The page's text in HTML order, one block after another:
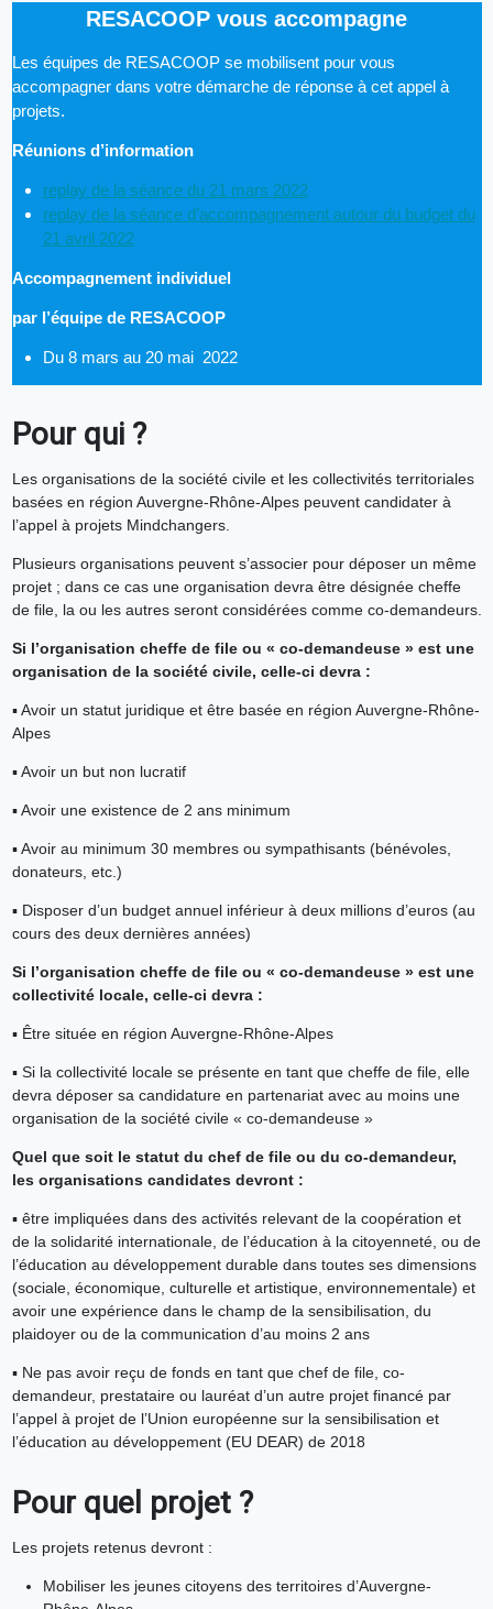
RESACOOP vous accompagne
Les équipes de RESACOOP se mobilisent pour vous
accompagner dans votre démarche de réponse à cet appel à
projets.
Réunions d’information
replay de la séance du 21 mars 2022
replay de la séance d’accompagnement autour du budget du
21 avril 2022
Accompagnement individuel
par l’équipe de RESACOOP
Du 8 mars au 20 mai 2022
Pour qui ?
Les organisations de la société civile et les collectivités territoriales
basées en région Auvergne-Rhône-Alpes peuvent candidater à
l’appel à projets Mindchangers.
Plusieurs organisations peuvent s’associer pour déposer un même
projet ; dans ce cas une organisation devra être désignée cheffe
de file, la ou les autres seront considérées comme co-demandeurs.
Si l’organisation cheffe de file ou « co-demandeuse » est une
organisation de la société civile, celle-ci devra :
▪ Avoir un statut juridique et être basée en région Auvergne-Rhône-
Alpes
▪ Avoir un but non lucratif
▪ Avoir une existence de 2 ans minimum
▪ Avoir au minimum 30 membres ou sympathisants (bénévoles,
donateurs, etc.)
▪ Disposer d’un budget annuel inférieur à deux millions d’euros (au
cours des deux dernières années)
Si l’organisation cheffe de file ou « co-demandeuse » est une
collectivité locale, celle-ci devra :
▪ Être située en région Auvergne-Rhône-Alpes
▪ Si la collectivité locale se présente en tant que cheffe de file, elle
devra déposer sa candidature en partenariat avec au moins une
organisation de la société civile « co-demandeuse »
Quel que soit le statut du chef de file ou du co-demandeur,
les organisations candidates devront :
▪ être impliquées dans des activités relevant de la coopération et
de la solidarité internationale, de l’éducation à la citoyenneté, ou de
l’éducation au développement durable dans toutes ses dimensions
(sociale, économique, culturelle et artistique, environnementale) et
avoir une expérience dans le champ de la sensibilisation, du
plaidoyer ou de la communication d’au moins 2 ans
▪ Ne pas avoir reçu de fonds en tant que chef de file, co-
demandeur, prestataire ou lauréat d’un autre projet financé par
l’appel à projet de l’Union européenne sur la sensibilisation et
l’éducation au développement (EU DEAR) de 2018
Pour quel projet ?
Les projets retenus devront :
Mobiliser les jeunes citoyens des territoires d’Auvergne-